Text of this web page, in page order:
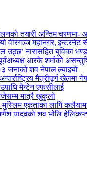
तयारी अन्तिम
वीरगञ्ज महानगर, इन्टरनेट
उठ्छ’ नारासहित युविका
आरके शर्माको
जनाको शव नेपाल ल्याइयो
मैत्रीपूर्ण खेलमा
मेन्टेन एफसीलाई
मात्रै खुकुलो
एकताका लागि
यादवको शव भोलि